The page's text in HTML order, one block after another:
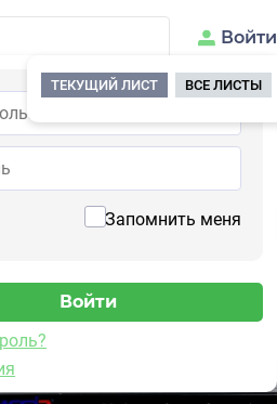
Войти
Запомнить меня
ТЕКУЩИЙ ЛИСТ
ВСЕ ЛИСТЫ